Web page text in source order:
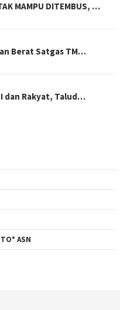
MAMPU DITEMBUS, …
Berat Satgas TM…
dan Rakyat, Talud…
ASN